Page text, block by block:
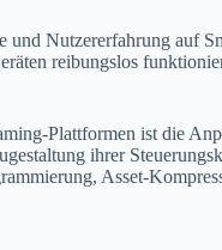
Nutzererfahrung auf
reibungslos
Plattformen ist die
ihrer
Asset-